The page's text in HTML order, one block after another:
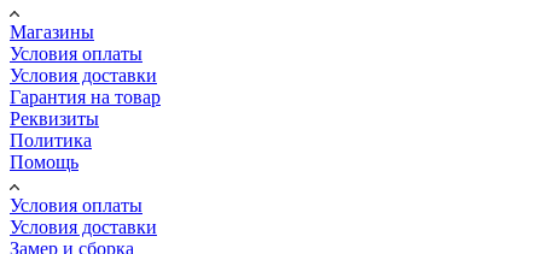
Магазины
Условия оплаты
Условия доставки
Гарантия на товар
Реквизиты
Политика
Помощь
Условия оплаты
Условия доставки
Замер и сборка